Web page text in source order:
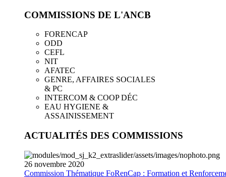
COMMISSIONS DE L'ANCB
FORENCAP
ODD
CEFL
NIT
AFATEC
GENRE, AFFAIRES SOCIALES
& PC
INTERCOM & COOP DÉC
EAU HYGIENE &
ASSAINISSEMENT
ACTUALITÉS DES COMMISSIONS
26 novembre 2020
Commission Thématique FoRenCap : Formation et